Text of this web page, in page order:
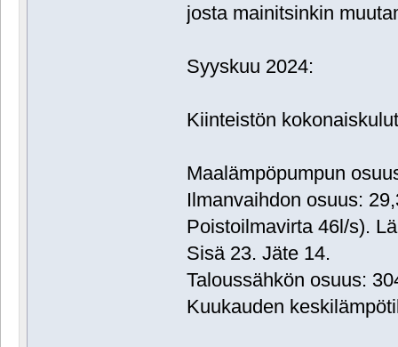
josta mainitsinkin
Syyskuu 2024:
Kiinteistön
Maalämpöpumpun
Ilmanvaihdon osuus:
Poistoilmavirta 46l/s).
Sisä 23. Jäte 14.
Taloussähkön osuus:
Kuukauden